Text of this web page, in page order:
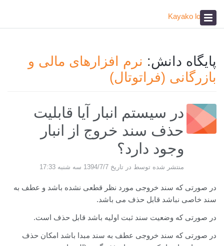
آکادمی
پایگاه دانش: نرم افزارهای مالی و
بازرگانی (فراتوتال)
در سیستم انبار آیا قابلیت
حذف سند خروج از انبار
وجود دارد؟
منتشر شده توسط در تاریخ 1394/7/7 سه شنبه 17:33
در صورتی که سند خروجی مورد نظر قطعی نشده باشد و عطف به
سند خاصی نباشد قابل حذف می باشد.
در صورتی که وضعیت سند ثبت اولیه باشد قابل حذف است.
در صورتی که سند خروجی عطف به سند مبدا باشد امکان حذف